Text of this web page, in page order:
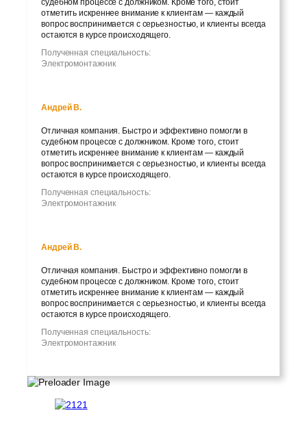
судебном процессе с должником. Кроме того, стоит
отметить искреннее внимание к клиентам — каждый
вопрос воспринимается с серьезностью, и клиенты всегда
остаются в курсе происходящего.
Полученная специальность:
Электромонтажник
Андрей В.
Отличная компания. Быстро и эффективно помогли в
судебном процессе с должником. Кроме того, стоит
отметить искреннее внимание к клиентам — каждый
вопрос воспринимается с серьезностью, и клиенты всегда
остаются в курсе происходящего.
Полученная специальность:
Электромонтажник
Андрей В.
Отличная компания. Быстро и эффективно помогли в
судебном процессе с должником. Кроме того, стоит
отметить искреннее внимание к клиентам — каждый
вопрос воспринимается с серьезностью, и клиенты всегда
остаются в курсе происходящего.
Полученная специальность:
Электромонтажник